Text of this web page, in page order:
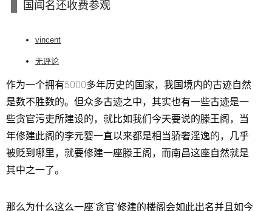
国闻名还收费参观
vincent
无评论
作为一个拥有5000多年历史的国家，我国境内的古迹自然
是数不胜数的。但众多古迹之中，其实也有一些古迹是一
些贪官污吏所建设的，就比如我们今天要说的滕王阁，当
年修建此阁的李元婴一直以来都是相当骄奢淫逸的，几乎
被贬到哪里，就要修建一座滕王阁，而南昌这座自然就是
其中之一了。
那么为什么这么一座“贪官”修建的楼阁会如此出名并且如今